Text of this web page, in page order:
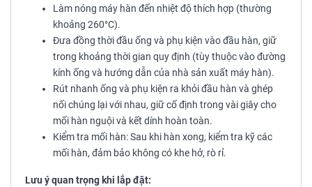
Làm nóng máy hàn đến nhiệt độ thích hợp (thường
khoảng 260°C).
Đưa đồng thời đầu ống và phụ kiện vào đầu hàn, giữ
trong khoảng thời gian quy định (tùy thuộc vào đường
kính ống và hướng dẫn của nhà sản xuất máy hàn).
Rút nhanh ống và phụ kiện ra khỏi đầu hàn và ghép
nối chúng lại với nhau, giữ cố định trong vài giây cho
mối hàn nguội và kết dính hoàn toàn.
Kiểm tra mối hàn: Sau khi hàn xong, kiểm tra kỹ các
mối hàn, đảm bảo không có khe hở, rò rỉ.
Lưu ý quan trọng khi lắp đặt: